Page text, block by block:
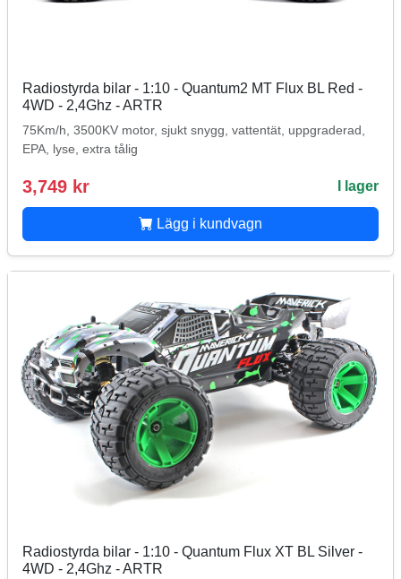
Radiostyrda bilar - 1:10 - Quantum2 MT Flux BL Red -
4WD - 2,4Ghz - ARTR
75Km/h, 3500KV motor, sjukt snygg, vattentät, uppgraderad,
EPA, lyse, extra tålig
3,749 kr I lager
Lägg i kundvagn
Radiostyrda bilar - 1:10 - Quantum Flux XT BL Silver -
4WD - 2,4Ghz - ARTR